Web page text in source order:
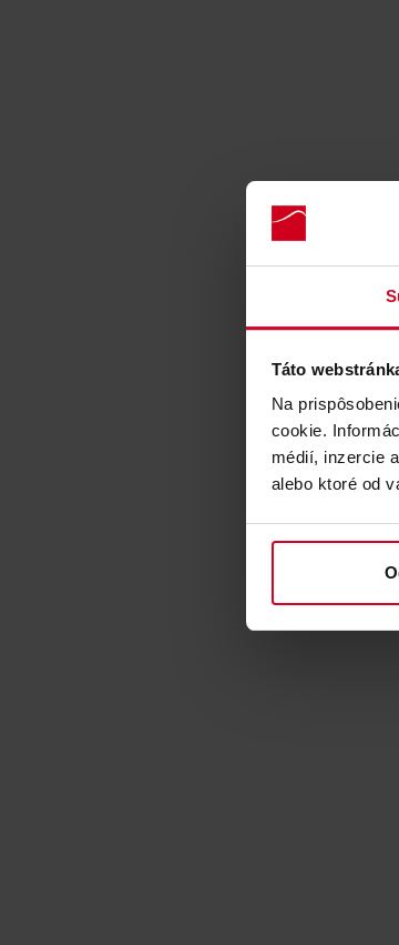
Táto
Na
cookie.
médií, inzercie
alebo ktoré od